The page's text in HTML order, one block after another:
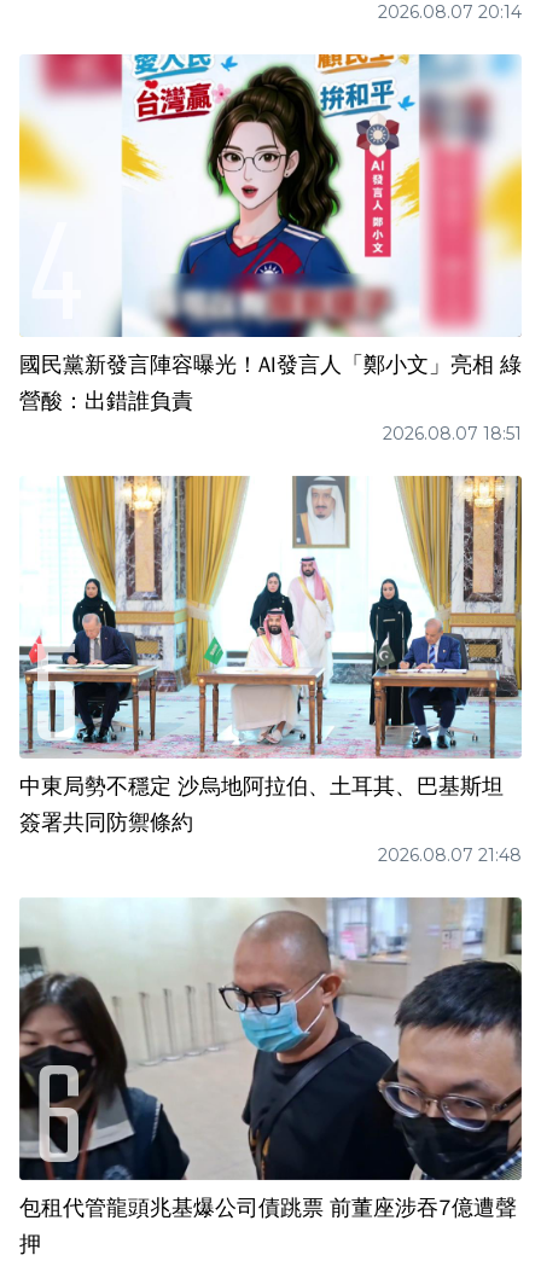
2026.08.07 20:14
國民黨新發言陣容曝光！AI發言人「鄭小文」亮相 綠
營酸：出錯誰負責
2026.08.07 18:51
中東局勢不穩定 沙烏地阿拉伯、土耳其、巴基斯坦
簽署共同防禦條約
2026.08.07 21:48
包租代管龍頭兆基爆公司債跳票 前董座涉吞7億遭聲
押